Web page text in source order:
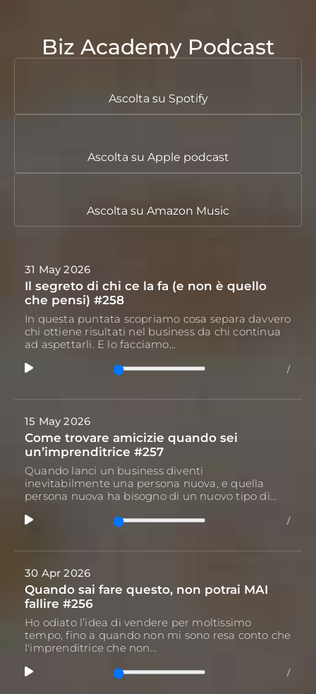
Biz Academy Podcast
Ascolta su Spotify
Ascolta su Apple podcast
Ascolta su Amazon Music
31 May 2026
Il segreto di chi ce la fa (e non è quello
che pensi) #258
In questa puntata scopriamo cosa separa davvero
chi ottiene risultati nel business da chi continua
ad aspettarli. E lo facciamo...
/
15 May 2026
Come trovare amicizie quando sei
un’imprenditrice #257
Quando lanci un business diventi
inevitabilmente una persona nuova, e quella
persona nuova ha bisogno di un nuovo tipo di...
/
30 Apr 2026
Quando sai fare questo, non potrai MAI
fallire #256
Ho odiato l’idea di vendere per moltissimo
tempo, fino a quando non mi sono resa conto che
l'imprenditrice che non...
/